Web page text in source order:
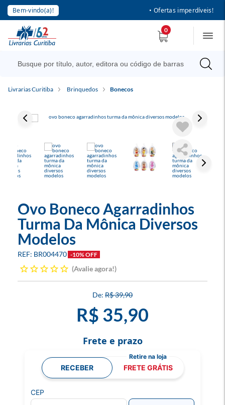
Bem-vindo(a)! • Ofertas imperdíveis!
0
Livrarias Curitiba Brinquedos Bonecos
Ovo Boneco Agarradinhos
Turma Da Mônica Diversos
Modelos
BR004470 -10% OFF
Avalie agora!
R$ 39,90
R$ 35,90
Frete e prazo
RECEBER FRETE GRÁTIS
CEP